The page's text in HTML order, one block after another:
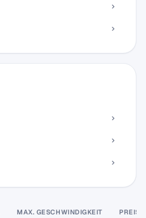
MAX. GESCHWINDIGKEIT PREIS